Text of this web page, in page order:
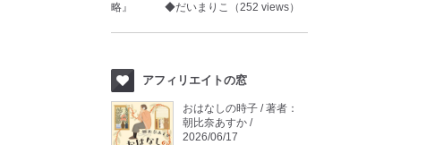
略』 ◆だいまりこ（252 views）
アフィリエイトの窓
おはなしの時子 / 著者：
朝比奈あすか /
2026/06/17